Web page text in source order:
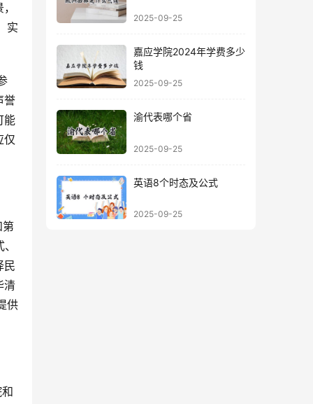
实
誉
能
仅
民
清
供
2025-09-25
嘉应学院2024年学费多少
钱
2025-09-25
渝代表哪个省
2025-09-25
英语8个时态及公式
2025-09-25